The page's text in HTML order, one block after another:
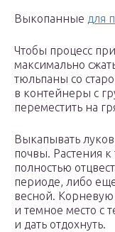
Выкопанные для
Чтобы процесс
максимально
тюльпаны со
в контейнеры с
переместить на
Выкапывать
почвы. Растения
полностью
периоде, либо
весной. Корневую
и темное место с
и дать отдохнуть.